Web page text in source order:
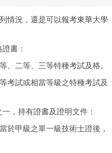
情況，還是可以報考東華大學
書：
、二等、三等特種考試及格。
考試或相當等級之特種考試及
，持有證書及證明文件：
於甲級之單一級技術士證後，